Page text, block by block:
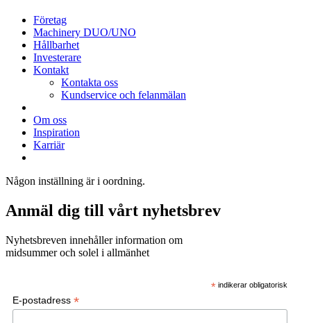
Företag
Machinery DUO/UNO
Hållbarhet
Investerare
Kontakt
Kontakta oss
Kundservice och felanmälan
Om oss
Inspiration
Karriär
Någon inställning är i oordning.
Anmäl dig till vårt nyhetsbrev
Nyhetsbreven innehåller information om
midsummer och solel i allmänhet
*indikerar obligatorisk
E-postadress *